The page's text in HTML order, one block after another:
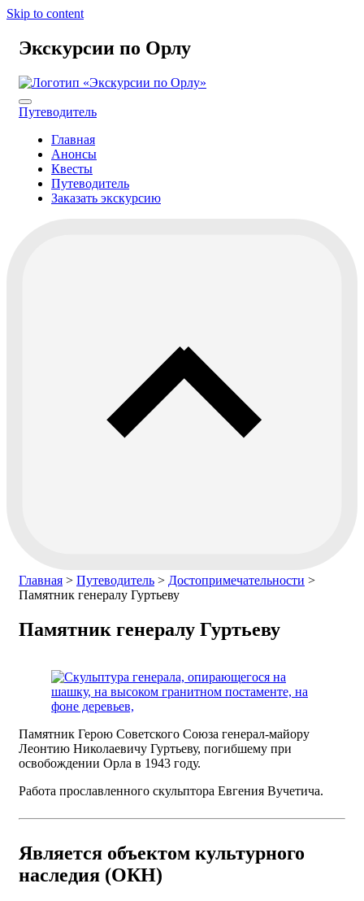
Skip to content
Экскурсии по Орлу
Путеводитель
Главная
Анонсы
Квесты
Путеводитель
Заказать экскурсию
Главная > Путеводитель > Достопримечательности >
Памятник генералу Гуртьеву
Памятник генералу Гуртьеву
Памятник Герою Советского Союза генерал-майору
Леонтию Николаевичу Гуртьеву, погибшему при
освобождении Орла в 1943 году.
Работа прославленного скульптора Евгения Вучетича.
Является объектом культурного
наследия (ОКН)